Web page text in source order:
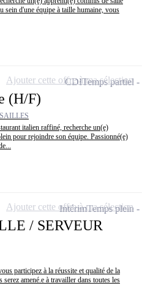
sein d'une équipe à taille humaine, vous
(H/F)
italien raffiné, recherche un(e)
pour rejoindre son équipe. Passionné(e)
CDITemps partiel
Ajouter cette offre à ma sélection
/ SERVEUR
participez à la réussite et qualité de la
amené.e à travailler dans toutes les
IntérimTemps plein
Ajouter cette offre à ma sélection